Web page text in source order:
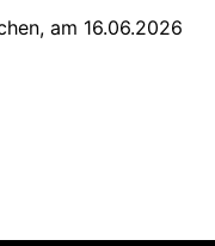
am 16.06.2026